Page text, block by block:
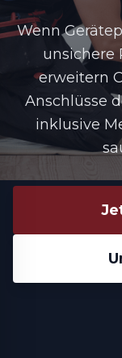
Wenn
unsichere
erweitern
Anschlüsse
inklusive